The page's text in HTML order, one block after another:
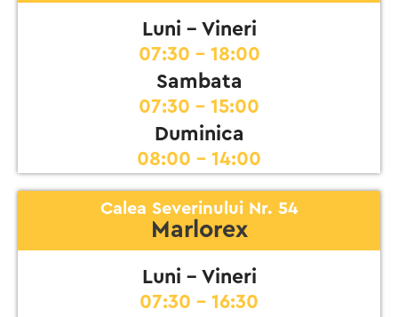
Luni - Vineri
07:30 - 18:00
Sambata
07:30 - 15:00
Duminica
08:00 - 14:00
Calea Severinului Nr. 54
Marlorex
Luni - Vineri
07:30 - 16:30